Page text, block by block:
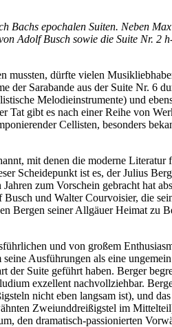
Bachs epochalen Suiten. Neben
Adolf Busch sowie die Suite Nr. 2
mussten, dürfte vielen
der Sarabande aus der Suite Nr. 6
Melodieinstrumente) und
Tat gibt es nach einer Reihe von
Cellisten, besonders
mit denen die moderne Literatur
Scheidepunkt ist es, der Julius
zum Vorschein gebracht hat
und Walter Courvoisier, die
Bergen seiner Allgäuer Heimat zu
und von großem
Ausführungen als eine
der Suite geführt haben. Berger
exzellent nachvollziehbar.
nicht eben langsam ist), und
Zweiunddreißigstel im
den dramatisch-passionierten